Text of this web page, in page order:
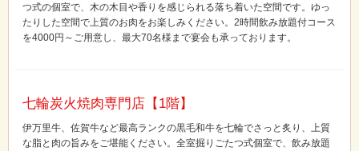
つ式の個室で、木の木目や香りを感じられる落ち着いた空間です。ゆっ
たりした空間で上質のお肉をお楽しみください。2時間飲み放題付コース
を4000円～ご用意し、最大70名様まで宴会も承っております。
七輪炭火焼肉専門店【1階】
伊万里牛、佐賀牛など最高ランクの黒毛和牛を七輪でさっと炙り、上質
な脂と肉の旨みをご堪能ください。全室掘りごたつ式個室で、飲み放題